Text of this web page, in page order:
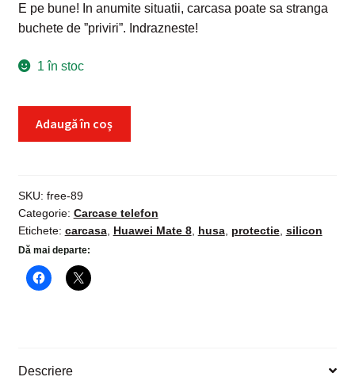
E pe bune! In anumite situatii, carcasa poate sa stranga
buchete de ”priviri”. Indrazneste!
1 în stoc
Huawei
Mate
8,
carcasa
spate
telefon
Adaugă în coș
SKU: free-89
Categorie: Carcase telefon
Etichete: carcasa, Huawei Mate 8, husa, protectie, silicon
Dă mai departe:
Descriere